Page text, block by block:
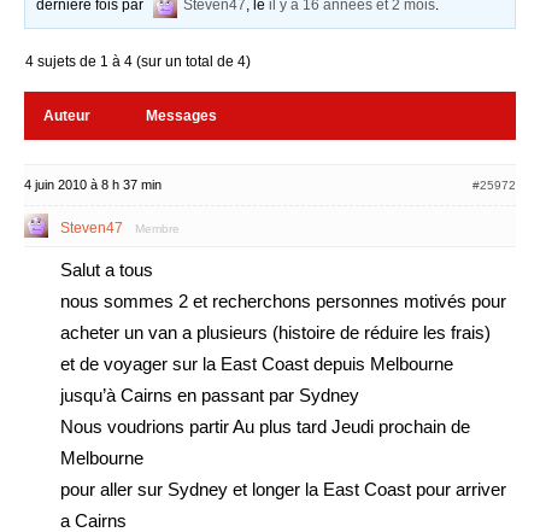
dernière fois par
Steven47, leil y a 16 années et 2 mois.
4 sujets de 1 à 4 (sur un total de 4)
Auteur Messages
4 juin 2010 à 8 h 37 min #25972
Steven47 Membre
Salut a tous
nous sommes 2 et recherchons personnes motivés pour
acheter un van a plusieurs (histoire de réduire les frais)
et de voyager sur la East Coast depuis Melbourne
jusqu’à Cairns en passant par Sydney
Nous voudrions partir Au plus tard Jeudi prochain de
Melbourne
pour aller sur Sydney et longer la East Coast pour arriver
a Cairns